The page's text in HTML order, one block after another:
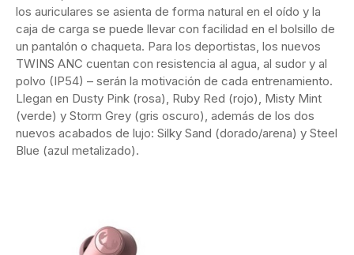
los auriculares se asienta de forma natural en el oído y la
caja de carga se puede llevar con facilidad en el bolsillo de
un pantalón o chaqueta. Para los deportistas, los nuevos
TWINS ANC cuentan con resistencia al agua, al sudor y al
polvo (IP54) – serán la motivación de cada entrenamiento.
Llegan en Dusty Pink (rosa), Ruby Red (rojo), Misty Mint
(verde) y Storm Grey (gris oscuro), además de los dos
nuevos acabados de lujo: Silky Sand (dorado/arena) y Steel
Blue (azul metalizado).